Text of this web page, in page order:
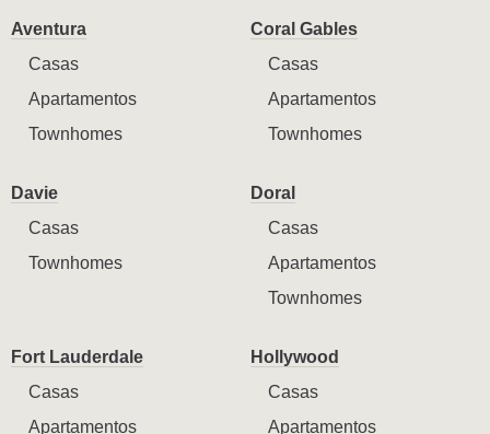
Aventura
Casas
Apartamentos
Townhomes
Coral Gables
Casas
Apartamentos
Townhomes
Davie
Casas
Townhomes
Doral
Casas
Apartamentos
Townhomes
Fort Lauderdale
Casas
Apartamentos
Hollywood
Casas
Apartamentos